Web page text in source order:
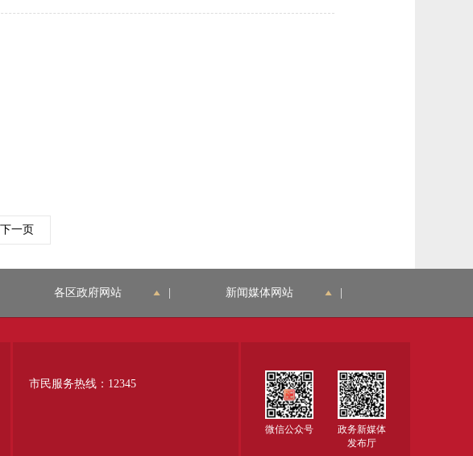
下一页
各区政府网站 新闻媒体网站
市民服务热线：12345
微信公众号
政务新媒体
发布厅